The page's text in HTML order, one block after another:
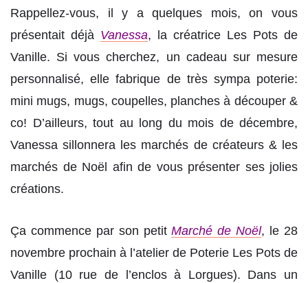
Rappellez-vous, il y a quelques mois, on vous
présentait déjà Vanessa, la créatrice Les Pots de
Vanille. Si vous cherchez, un cadeau sur mesure
personnalisé, elle fabrique de très sympa poterie:
mini mugs, mugs, coupelles, planches à découper &
co! D’ailleurs, tout au long du mois de décembre,
Vanessa sillonnera les marchés de créateurs & les
marchés de Noël afin de vous présenter ses jolies
créations.
Ça commence par son petitMarché de Noël, le 28
novembre prochain à l’atelier de Poterie Les Pots de
Vanille (10 rue de l’enclos à Lorgues). Dans un